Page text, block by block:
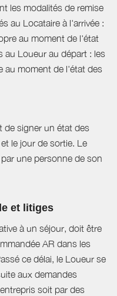
les modalités de remise
au Locataire à l'arrivée :
au moment de l'état
au Loueur au départ : les
au moment de l'état des
de signer un état des
le jour de sortie. Le
une personne de son
et litiges
à un séjour, doit être
AR dans les
ce délai, le Loueur se
aux demandes
soit par des